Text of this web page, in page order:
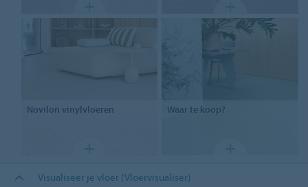
Novilon vinylvloeren Waarte koop?
Visualiseer je vloer (Vloervisualiser)